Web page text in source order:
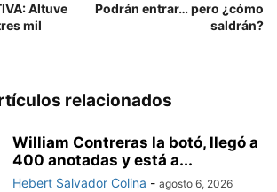
Altuve
mil
Podrán entrar… pero ¿cómo
saldrán?
relacionados
William Contreras la botó, llegó a
400 anotadas y está a...
Hebert Salvador Colina - agosto 6, 2026